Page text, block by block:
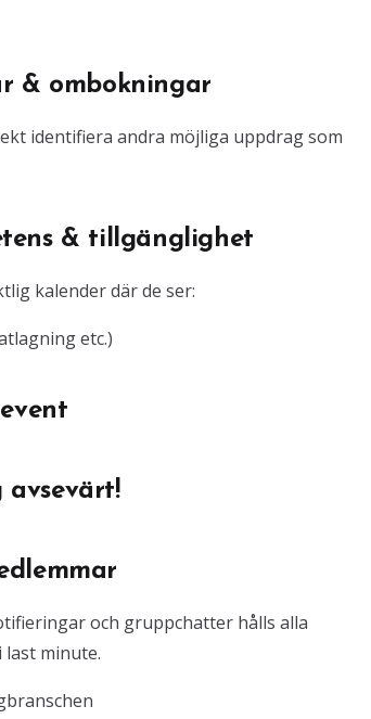
& ombokningar
identifiera andra möjliga uppdrag som
& tillgänglighet
kalender där de ser:
etc.)
avsevärt!
och gruppchatter hålls alla
minute.